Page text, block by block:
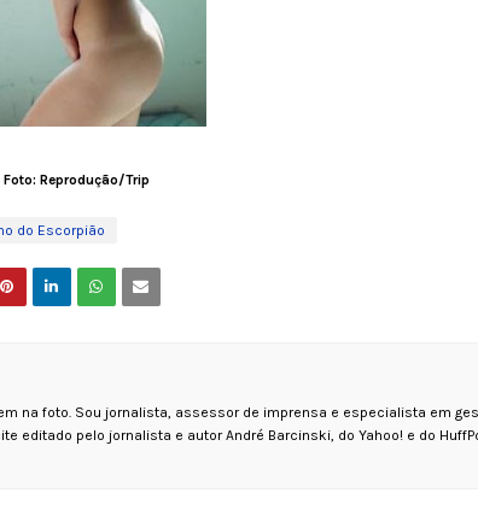
Foto: Reprodução/Trip
do Escorpião
na foto. Sou jornalista, assessor de imprensa e especialista em
editado pelo jornalista e autor André Barcinski, do Yahoo! e do